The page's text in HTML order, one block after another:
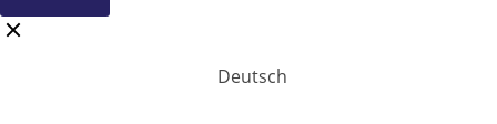
Deutsch